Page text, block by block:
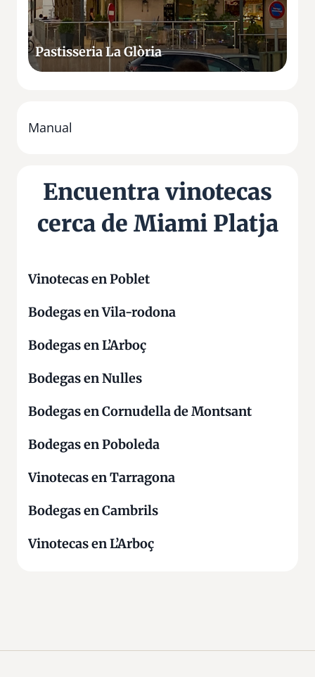
Pastisseria La Glòria
s
e
r
i
G
Manual
Encuentra vinotecas
cerca de Miami Platja
Vinotecas en Poblet
Bodegas en Vila-rodona
Bodegas en L’Arboç
Bodegas en Nulles
Bodegas en Cornudella de Montsant
Bodegas en Poboleda
Vinotecas en Tarragona
Bodegas en Cambrils
Vinotecas en L’Arboç